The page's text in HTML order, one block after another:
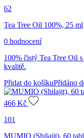
62
Tea Tree Oil 100%, 25 ml
0 hodnocení
100% čistý Tea Tree Oil
kvalitě.
Přidat do košíkuPřidáno
466 Kč
101
MUMIO (Shilajit), 60